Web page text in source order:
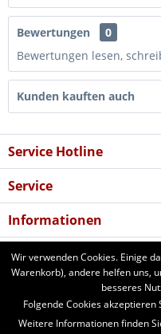
Bewertungen
0
Bewertungen lesen,
Kunden kauften auch
Service Hotline
Service
Informationen
Newsletter
aforst.com - Ihr
Weidezäune, Euronetze,
Wir verwenden Cookies. Einige
Warenkorb), andere helfen uns,
besseres
Folgende Cookies
Weitere Informationen finden